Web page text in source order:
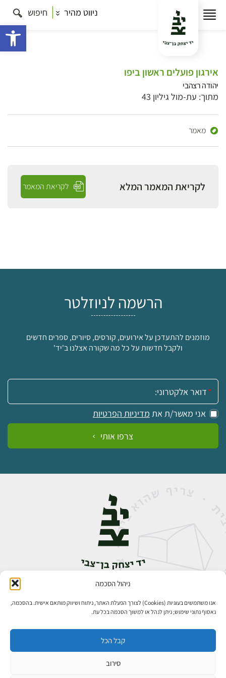
ניהול הסכמה
אנו משתמשים בעוגיות (Cookies) לצורך הפעלת האתר, ניתוח ושיווק מותאם אישית. בהסכמה,
נאסוף נתוני שימוש; ניתן לנהל או למשוך הסכמה בכל עת.
קבל הכל
סירוב
ניווט מהיר חיפוש
אירגון פועלים ראשון ביפו
יהודה רצהבי
מתוך: עת-מול גיליון 43
מאמר
לקריאת המאמר המלא לקריאת המאמר
הרשמה לניוזלטר
מוזמנים להתעדכן על אירועים, קורסים, סיורים, ספרים חדשים
ולקבל חדשות על כל מה שקורה אצלנו ב'יד'
אימייל:
אני מאשר/ת את מדיניות הפרטיות
צרפו אותי
אבן גבירול 14, רחביה, ירושלים